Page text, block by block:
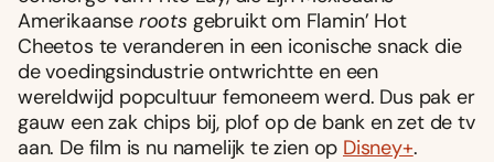
Amerikaanse roots gebruikt om Flamin’ Hot
Cheetos te veranderen in een iconische snack die
de voedingsindustrie ontwrichtte en een
wereldwijd popcultuur femoneem werd. Dus pak er
gauw een zak chips bij, plof op de bank en zet de tv
aan. De film is nu namelijk te zien op Disney+.